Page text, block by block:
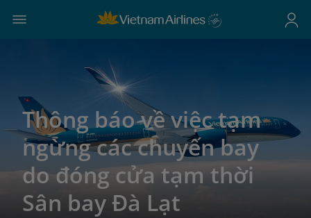
Thông báo về việc tạm
ngừng các chuyến bay
do đóng cửa tạm thời
Sân bay Đà Lạt